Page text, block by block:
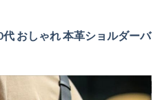
代 おしゃれ 本革ショルダーバ